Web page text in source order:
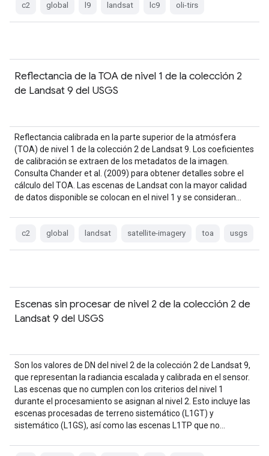
c2 global l9 landsat lc9 oli-tirs
Reflectancia de la TOA de nivel 1 de la colección 2
de Landsat 9 del USGS
Reflectancia calibrada en la parte superior de la atmósfera
(TOA) de nivel 1 de la colección 2 de Landsat 9. Los coeficientes
de calibración se extraen de los metadatos de la imagen.
Consulta Chander et al. (2009) para obtener detalles sobre el
cálculo del TOA. Las escenas de Landsat con la mayor calidad
de datos disponible se colocan en el nivel 1 y se consideran…
c2 global landsat satellite-imagery toa usgs
Escenas sin procesar de nivel 2 de la colección 2 de
Landsat 9 del USGS
Son los valores de DN del nivel 2 de la colección 2 de Landsat 9,
que representan la radiancia escalada y calibrada en el sensor.
Las escenas que no cumplen con los criterios del nivel 1
durante el procesamiento se asignan al nivel 2. Esto incluye las
escenas procesadas de terreno sistemático (L1GT) y
sistemático (L1GS), así como las escenas L1TP que no…